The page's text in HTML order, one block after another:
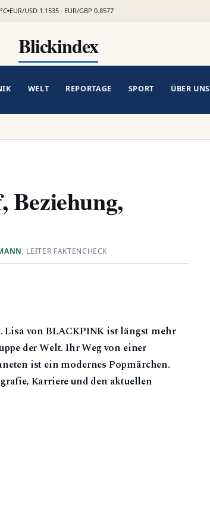
EUR/USD 1.1535 · EUR/GBP 0.8577
Blickindex
WELT REPORTAGE SPORT ÜBER UNS
, LEITER FAKTENCHECK
Lisa von BLACKPINK ist längst mehr
der Welt. Ihr Weg von einer
ist ein modernes Popmärchen.
Karriere und den aktuellen